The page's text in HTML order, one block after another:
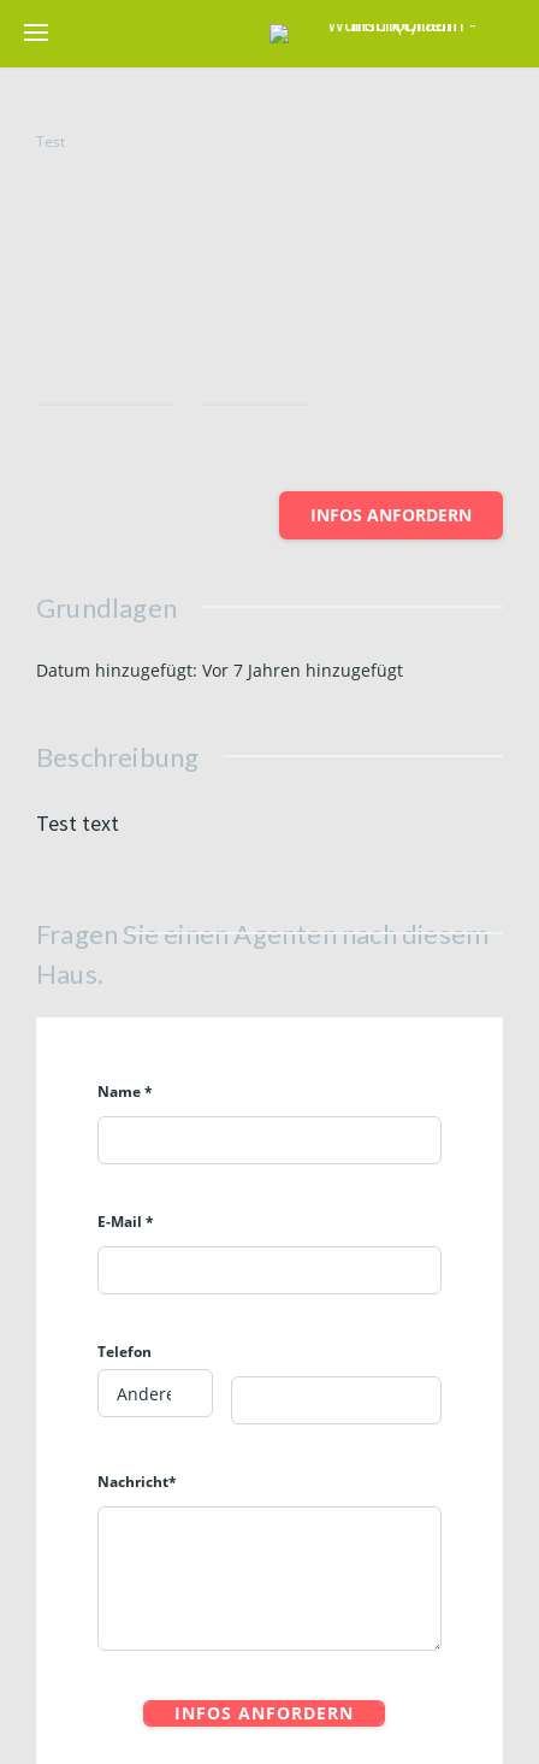
Test
INFOS ANFORDERN
Grundlagen
Datum hinzugefügt: Vor 7 Jahren hinzugefügt
Beschreibung
Test text
Fragen Sie einen Agenten nach diesem
Haus.
Name *
E-Mail *
Telefon
Nachricht*
INFOS ANFORDERN